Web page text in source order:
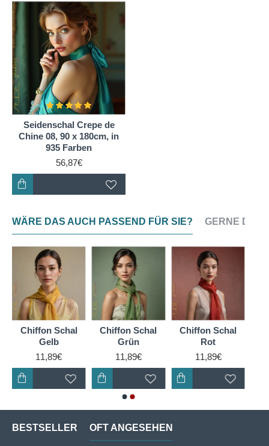
Seidenschal Crepe de
Chine 08, 90 x 180cm, in
935 Farben
56,87€
WÄRE DAS AUCH PASSEND FÜR SIE? GERNE
Chiffon Schal
Gelb
11,89€
Chiffon Schal
Grün
11,89€
Chiffon Schal
Rot
11,89€
BESTSELLER OFT ANGESEHEN